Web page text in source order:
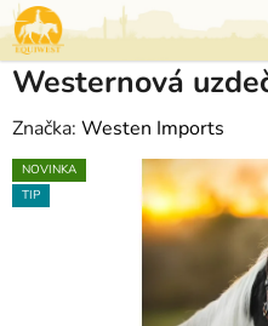
Přejít
na
obsah
Westernová
Značka: Westen Imports
NOVINKA
TIP